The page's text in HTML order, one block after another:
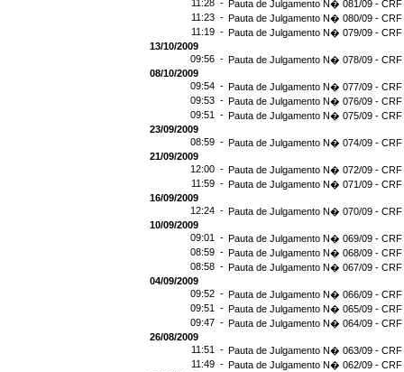
11:28 - Pauta de Julgamento N� 081/09 -
11:23 - Pauta de Julgamento N� 080/09 - CRF
11:19 - Pauta de Julgamento N� 079/09 - CRF
13/10/2009
09:56 - Pauta de Julgamento N� 078/09 - CRF
08/10/2009
09:54 - Pauta de Julgamento N� 077/09 - CRF
09:53 - Pauta de Julgamento N� 076/09 - CRF
09:51 - Pauta de Julgamento N� 075/09 - CRF
23/09/2009
08:59 - Pauta de Julgamento N� 074/09 - CRF
21/09/2009
12:00 - Pauta de Julgamento N� 072/09 - CRF
11:59 - Pauta de Julgamento N� 071/09 - CRF
16/09/2009
12:24 - Pauta de Julgamento N� 070/09 - CRF
10/09/2009
09:01 - Pauta de Julgamento N� 069/09 - CRF
08:59 - Pauta de Julgamento N� 068/09 - CRF
08:58 - Pauta de Julgamento N� 067/09 - CRF
04/09/2009
09:52 - Pauta de Julgamento N� 066/09 - CRF
09:51 - Pauta de Julgamento N� 065/09 - CRF
09:47 - Pauta de Julgamento N� 064/09 - CRF
26/08/2009
11:51 - Pauta de Julgamento N� 063/09 - CRF
11:49 - Pauta de Julgamento N� 062/09 - CRF